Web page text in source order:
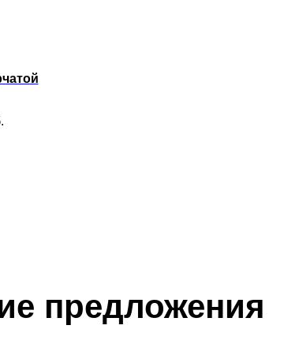
предложения